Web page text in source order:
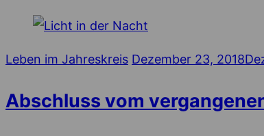
Leben im Jahreskreis Posted
Dezember 23, 2018
Abschluss vom